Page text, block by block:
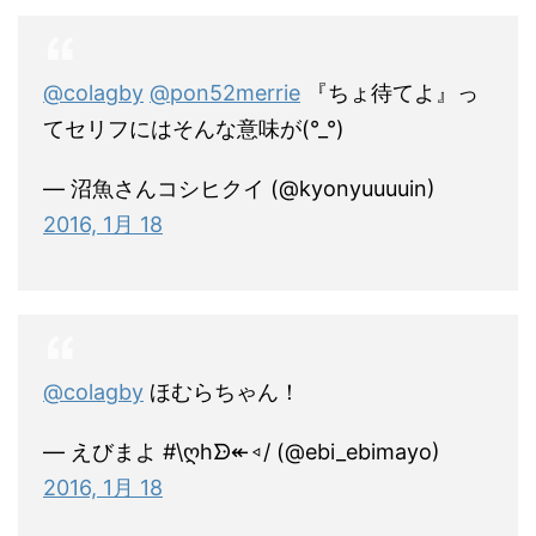
@colagby @pon52merrie 『ちょ待てよ』っ
てセリフにはそんな意味が(°_°)
— 沼魚さんコシヒクイ (@kyonyuuuuin)
2016, 1月 18
@colagby ほむらちゃん！
— えびまよ #\ღhᗦ↞︎◃︎/ (@ebi_ebimayo)
2016, 1月 18